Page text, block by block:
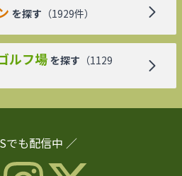
を探す （1929件）
ルフ場 を探す （1129
でも配信中 ／